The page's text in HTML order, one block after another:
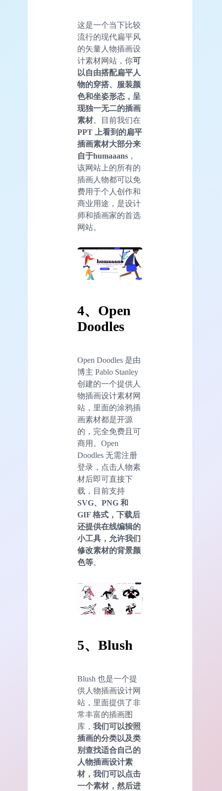
这是一个当下比较
流行的现代扁平风
的矢量人物插画设
计素材网站，你可
以自由搭配扁平人
物的穿搭、服装颜
色和坐姿形态，呈
现独一无二的插画
素材。目前我们在
PPT 上看到的扁平
插画素材大部分来
自于humaaans ，
该网站上的所有的
插画人物都可以免
费用于个人创作和
商业用途，是设计
师和插画家的首选
网站。
4、Open
Doodles
Open Doodles 是由
博主 Pablo Stanley
创建的一个提供人
物插画设计素材网
站，里面的涂鸦插
画素材都是开源
的，完全免费且可
商用。Open
Doodles 无需注册
登录，点击人物素
材后即可直接下
载，目前支持
SVG、PNG 和
GIF 格式，下载后
还提供在线编辑的
小工具，允许我们
修改素材的背景颜
色等。
5、Blush
Blush 也是一个提
供人物插画设计网
站，里面提供了非
常丰富的插画图
库， 我们可以按照
插画的分类以及类
别查找适合自己的
人物插画设计素
材，我们可以点击
一个素材，然后进